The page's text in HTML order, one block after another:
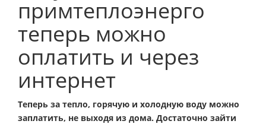
примтеплоэнерго
теперь можно
оплатить и через
интернет
Теперь за тепло, горячую и холодную воду можно
заплатить, не выходя из дома. Достаточно зайти